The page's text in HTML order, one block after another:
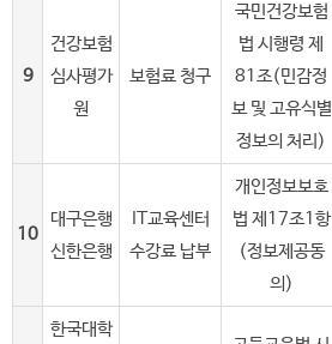
9
건강보험
심사평가
원
보험료 청구
국민건강보험
법 시행령 제
81조(민감정
보 및 고유식별
정보의 처리)
10
대구은행
신한은행
IT교육센터
수강료 납부
개인정보보호
법 제17조1항
(정보제공동
의)
한국대학